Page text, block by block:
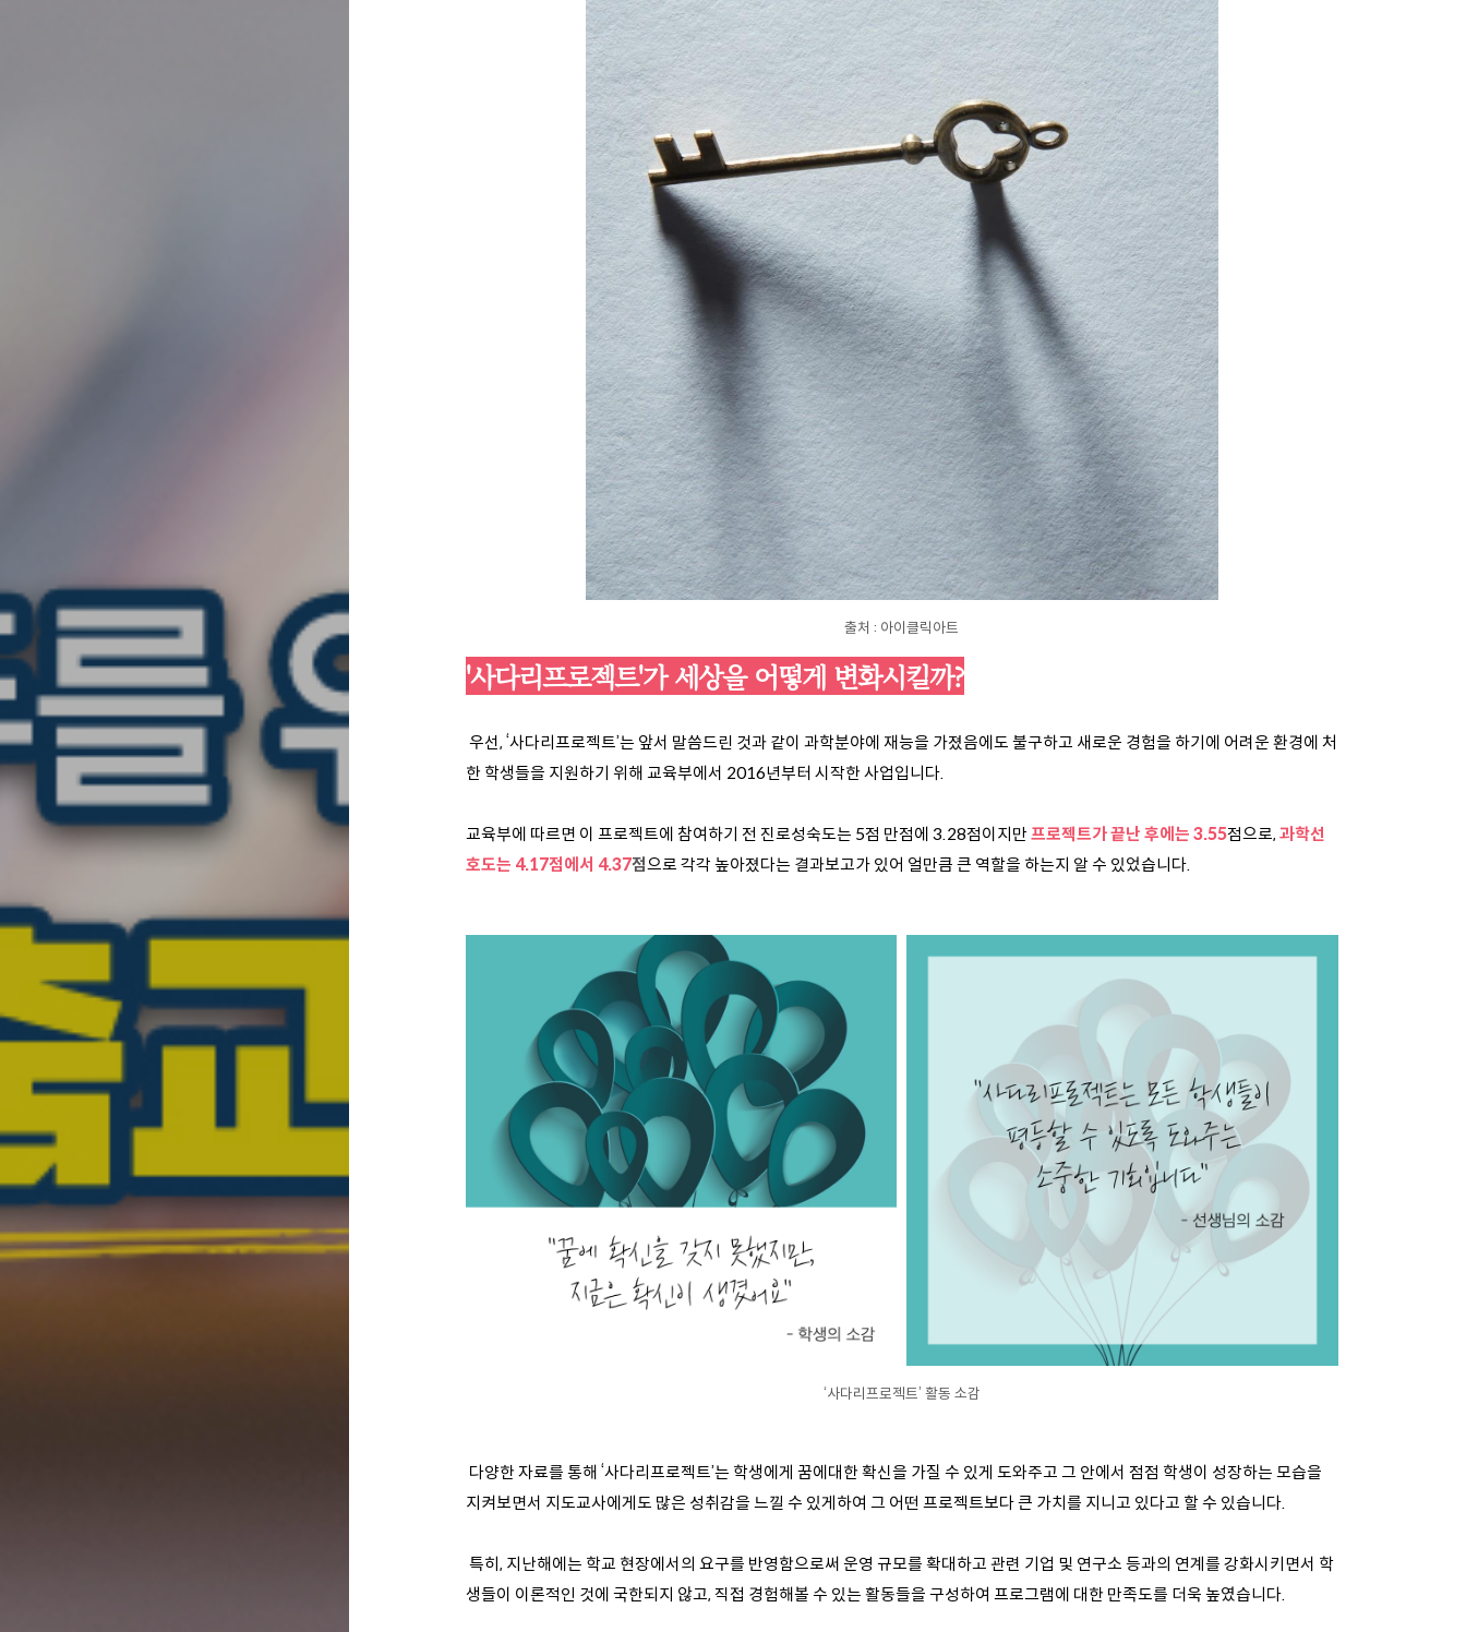
출처 : 아이클릭아트
'사다리프로젝트'가 세상을 어떻게 변화시킬까?
우선, ‘사다리프로젝트’는 앞서 말씀드린 것과 같이 과학분야에 재능을 가졌음에도 불구하고 새로운 경험을 하기에 어려운 환경에 처
한 학생들을 지원하기 위해 교육부에서 2016년부터 시작한 사업입니다.
교육부에 따르면 이 프로젝트에 참여하기 전 진로성숙도는 5점 만점에 3.28점이지만 프로젝트가 끝난 후에는 3.55점으로, 과학선
호도는 4.17점에서 4.37점으로 각각 높아졌다는 결과보고가 있어 얼만큼 큰 역할을 하는지 알 수 있었습니다.
‘사다리프로젝트’ 활동 소감
다양한 자료를 통해 ‘사다리프로젝트’는 학생에게 꿈에대한 확신을 가질 수 있게 도와주고 그 안에서 점점 학생이 성장하는 모습을
지켜보면서 지도교사에게도 많은 성취감을 느낄 수 있게하여 그 어떤 프로젝트보다 큰 가치를 지니고 있다고 할 수 있습니다.
특히, 지난해에는 학교 현장에서의 요구를 반영함으로써 운영 규모를 확대하고 관련 기업 및 연구소 등과의 연계를 강화시키면서 학
생들이 이론적인 것에 국한되지 않고, 직접 경험해볼 수 있는 활동들을 구성하여 프로그램에 대한 만족도를 더욱 높였습니다.